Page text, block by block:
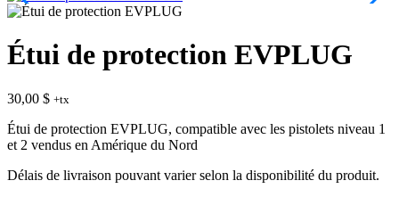
Étui de protection EVPLUG
30,00 $ +tx
Étui de protection EVPLUG, compatible avec les pistolets niveau 1
et 2 vendus en Amérique du Nord
Délais de livraison pouvant varier selon la disponibilité du produit.